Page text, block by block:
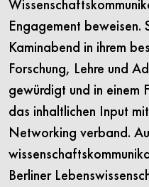
Engagement beweisen.
Kaminabend in ihrem
Forschung, Lehre und
gewürdigt und in einem
das inhaltlichen Input
Networking verband.
Berliner